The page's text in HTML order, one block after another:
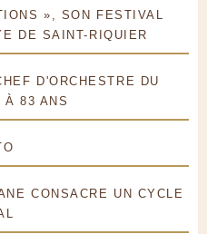
», SON FESTIVAL
DE SAINT-RIQUIER
D'ORCHESTRE DU
À 83 ANS
CONSACRE UN CYCLE